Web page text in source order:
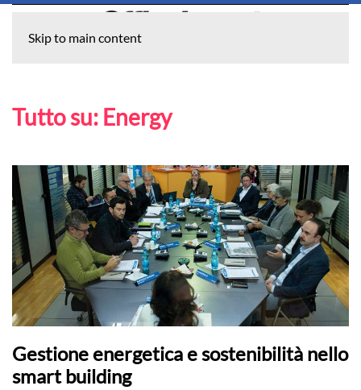
Skip to main content
Tutto su: Energy
Gestione energetica e sostenibilità nello
smart building